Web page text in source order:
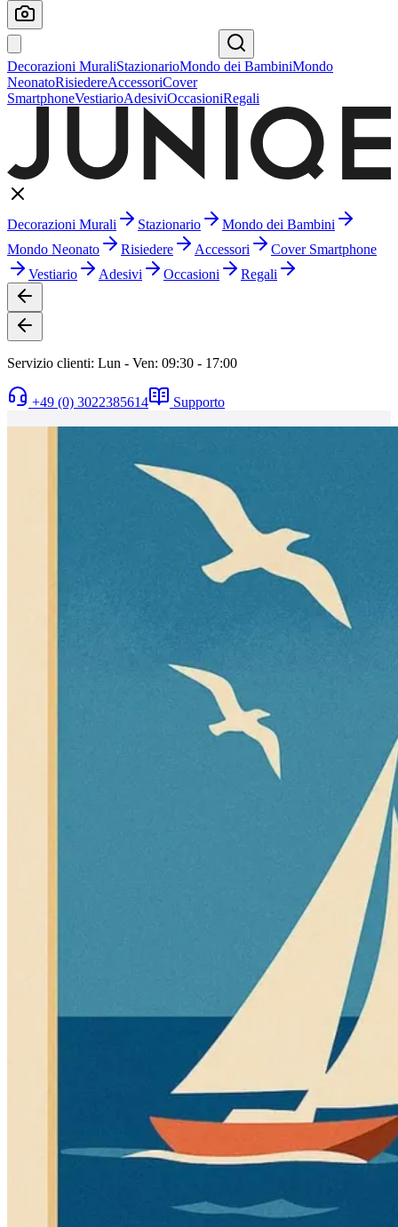
Decorazioni MuraliStazionarioMondo dei BambiniMondo
NeonatoRisiedereAccessoriCover
SmartphoneVestiarioAdesiviOccasioniRegali
Decorazioni Murali Stazionario
Mondo dei Bambini
Mondo Neonato
Risiedere Accessori
Cover Smartphone
Vestiario
Adesivi Occasioni Regali
Servizio clienti: Lun - Ven: 09:30 - 17:00
+49 (0) 3022385614 Supporto